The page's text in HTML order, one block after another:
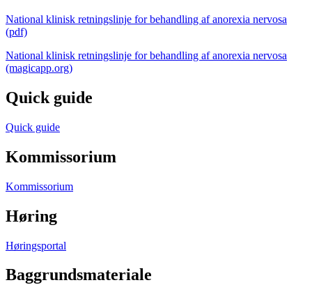
National klinisk retningslinje for behandling af anorexia nervosa
(pdf)
National klinisk retningslinje for behandling af anorexia nervosa
(magicapp.org)
Quick guide
Quick guide
Kommissorium
Kommissorium
Høring
Høringsportal
Baggrundsmateriale